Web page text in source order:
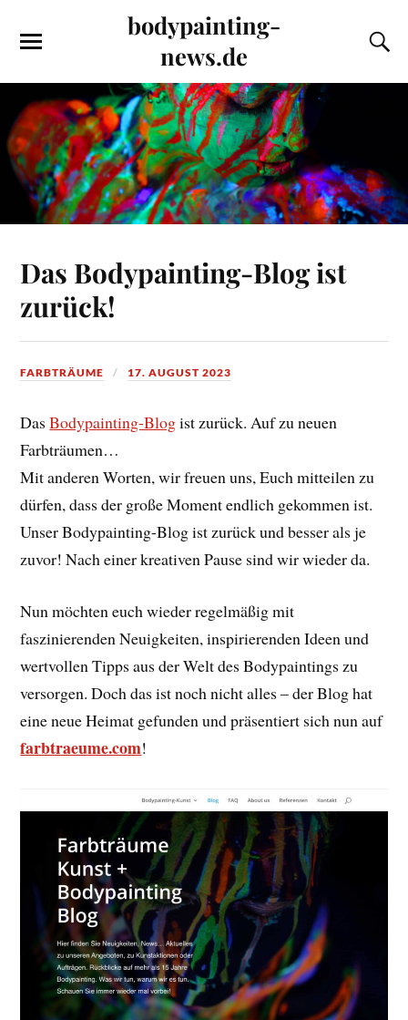
bodypainting-
news.de
Das Bodypainting-Blog ist
zurück!
FARBTRÄUME 17. AUGUST 2023
DasBodypainting-Blogist zurück. Auf zu neuen
Farbträumen…
Mit anderen Worten, wir freuen uns, Euch mitteilen zu
dürfen, dass der große Moment endlich gekommen ist.
Unser Bodypainting-Blog ist zurück und besser als je
zuvor! Nach einer kreativen Pause sind wir wieder da.
Nun möchten euch wieder regelmäßig mit
faszinierenden Neuigkeiten, inspirierenden Ideen und
wertvollen Tipps aus der Welt des Bodypaintings zu
versorgen. Doch das ist noch nicht alles – der Blog hat
eine neue Heimat gefunden und präsentiert sich nun auf
farbtraeume.com!